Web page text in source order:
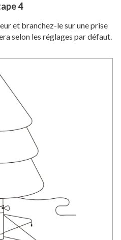
4
et branchez-le sur une prise
selon les réglages par défaut.